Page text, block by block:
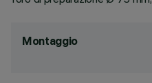
Montaggio